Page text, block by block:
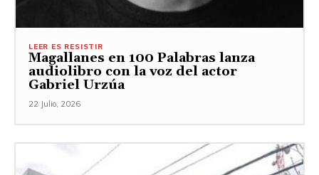
LEER ES RESISTIR
Magallanes en 100 Palabras lanza
audiolibro con la voz del actor
Gabriel Urzúa
22 Julio, 2026